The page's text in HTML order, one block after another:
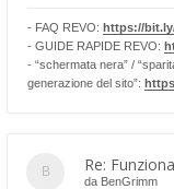
- FAQ REVO: https://
- GUIDE RAPIDE REVO:
- “schermata nera” /
generazione del sito”:
Re:
da BenGrimm